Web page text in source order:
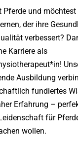
Pferde und möchtest
der ihre
verbessert?
Karriere als
Ausbildung
fundiertes
Erfahrung –
für
wollen.